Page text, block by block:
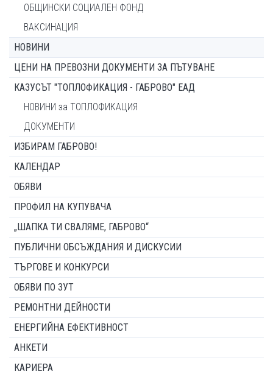
ОБЩИНСКИ СОЦИАЛЕН ФОНД
ВАКСИНАЦИЯ
НОВИНИ
ЦЕНИ НА ПРЕВОЗНИ ДОКУМЕНТИ ЗА ПЪТУВАНЕ
КАЗУСЪТ "ТОПЛОФИКАЦИЯ - ГАБРОВО" ЕАД
НОВИНИ за ТОПЛОФИКАЦИЯ
ДОКУМЕНТИ
ИЗБИРАМ ГАБРОВО!
КАЛЕНДАР
ОБЯВИ
ПРОФИЛ НА КУПУВАЧА
„ШАПКА ТИ СВАЛЯМЕ, ГАБРОВО“
ПУБЛИЧНИ ОБСЪЖДАНИЯ И ДИСКУСИИ
ТЪРГОВЕ И КОНКУРСИ
ОБЯВИ ПО ЗУТ
РЕМОНТНИ ДЕЙНОСТИ
ЕНЕРГИЙНА ЕФЕКТИВНОСТ
АНКЕТИ
КАРИЕРА